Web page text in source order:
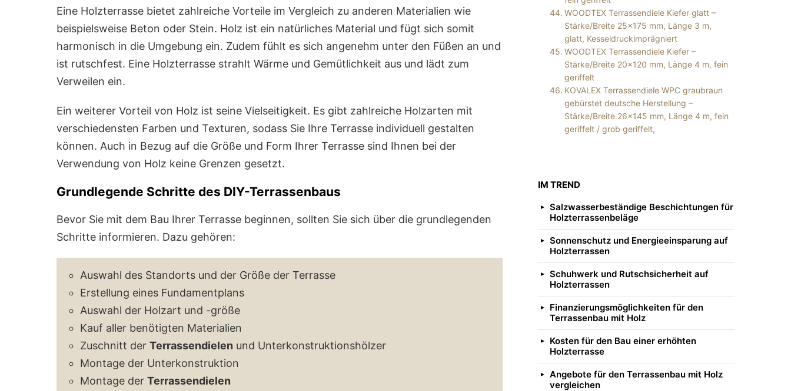
Eine Holzterrasse bietet zahlreiche Vorteile im Vergleich zu anderen Materialien wie
beispielsweise Beton oder Stein. Holz ist ein natürliches Material und fügt sich somit
harmonisch in die Umgebung ein. Zudem fühlt es sich angenehm unter den Füßen an und
ist rutschfest. Eine Holzterrasse strahlt Wärme und Gemütlichkeit aus und lädt zum
Verweilen ein.
Ein weiterer Vorteil von Holz ist seine Vielseitigkeit. Es gibt zahlreiche Holzarten mit
verschiedensten Farben und Texturen, sodass Sie Ihre Terrasse individuell gestalten
können. Auch in Bezug auf die Größe und Form Ihrer Terrasse sind Ihnen bei der
Verwendung von Holz keine Grenzen gesetzt.
Grundlegende Schritte des DIY-Terrassenbaus
Bevor Sie mit dem Bau Ihrer Terrasse beginnen, sollten Sie sich über die grundlegenden
Schritte informieren. Dazu gehören:
Auswahl des Standorts und der Größe der Terrasse
Erstellung eines Fundamentplans
Auswahl der Holzart und -größe
Kauf aller benötigten Materialien
Zuschnitt der Terrassendielen und Unterkonstruktionshölzer
Montage der Unterkonstruktion
Montage der Terrassendielen
WOODTEX Terrassendiele Kiefer glatt –
Stärke/Breite 25×175 mm, Länge 3 m,
glatt, Kesseldruckimprägniert
WOODTEX Terrassendiele Kiefer –
Stärke/Breite 20×120 mm, Länge 4 m, fein
geriffelt
KOVALEX Terrassendiele WPC graubraun
gebürstet deutsche Herstellung –
Stärke/Breite 26×145 mm, Länge 4 m, fein
geriffelt / grob geriffelt,
IM TREND
Salzwasserbeständige Beschichtungen für
Holzterrassenbeläge
Sonnenschutz und Energieeinsparung auf
Holzterrassen
Schuhwerk und Rutschsicherheit auf
Holzterrassen
Finanzierungsmöglichkeiten für den
Terrassenbau mit Holz
Kosten für den Bau einer erhöhten
Holzterrasse
Angebote für den Terrassenbau mit Holz
vergleichen